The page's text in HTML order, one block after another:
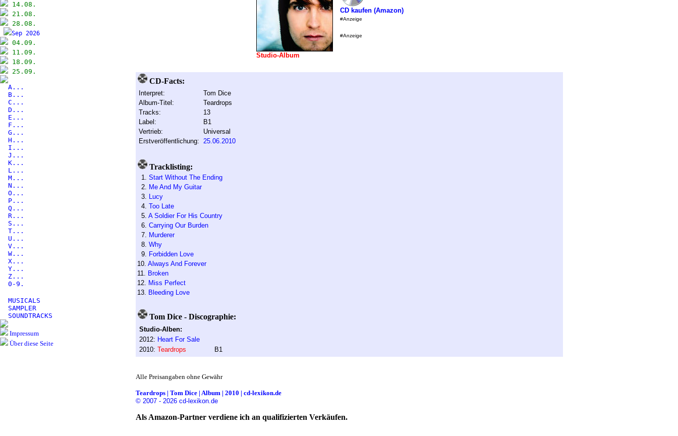
Studio-Album
CD kaufen (Amazon)
#Anzeige
#Anzeige
CD-Facts:
Interpret:
Tom Dice
Album-Titel:
Teardrops
Tracks:
13
Label:
B1
Vertrieb:
Universal
Erstveröffentlichung: 25.06.2010
Tracklisting:
1. Start Without The Ending
2. Me And My Guitar
3. Lucy
4. Too Late
5. A Soldier For His Country
6. Carrying Our Burden
7. Murderer
8. Why
9. Forbidden Love
10. Always And Forever
11. Broken
12. Miss Perfect
13. Bleeding Love
Tom Dice - Discographie:
Studio-Alben:
2012: Heart For Sale
2010: Teardrops B1
Alle Preisangaben ohne Gewähr
Teardrops | Tom Dice | Album | 2010 | cd-lexikon.de
© 2007 - 2026 cd-lexikon.de
Als Amazon-Partner verdiene ich an qualifizierten Verkäufen.
14.08.
21.08.
28.08.
Sep 2026
04.09.
11.09.
18.09.
25.09.
A...
B...
C...
D...
E...
F...
G...
H...
I...
J...
K...
L...
M...
N...
O...
P...
Q...
R...
S...
T...
U...
V...
W...
X...
Y...
Z...
0-9.
MUSICALS
SAMPLER
SOUNDTRACKS
Impressum
Über diese Seite